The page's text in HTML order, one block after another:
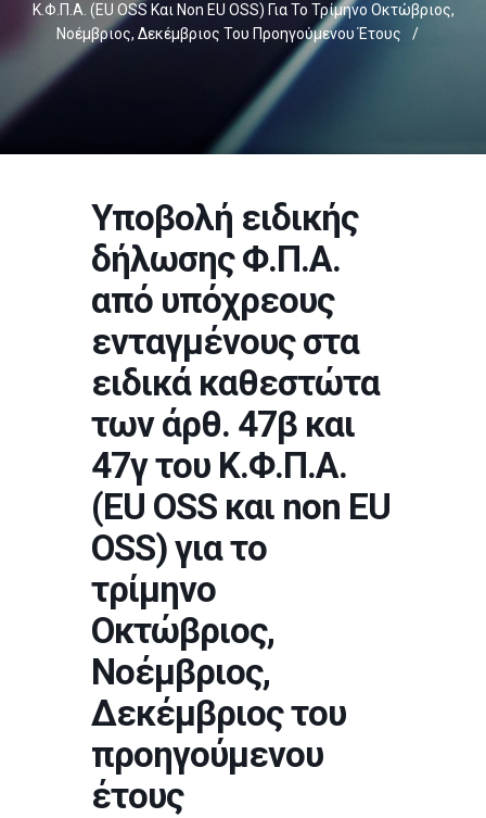
Κ.Φ.Π.Α. (EU OSS Και Non EU OSS) Για Το Τρίμηνο Οκτώβριος,
Νοέμβριος, Δεκέμβριος Του Προηγούμενου Έτους
/
Υποβολή ειδικής
δήλωσης Φ.Π.Α.
από υπόχρεους
ενταγμένους στα
ειδικά καθεστώτα
των άρθ. 47β και
47γ του Κ.Φ.Π.Α.
(EU OSS και non EU
OSS) για το
τρίμηνο
Οκτώβριος,
Νοέμβριος,
Δεκέμβριος του
προηγούμενου
έτους